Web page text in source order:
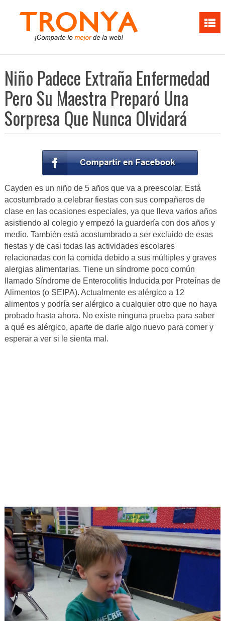
Niño Padece Extraña Enfermedad
Pero Su Maestra Preparó Una
Sorpresa Que Nunca Olvidará
Cayden es un niño de 5 años que va a preescolar. Está
acostumbrado a celebrar fiestas con sus compañeros de
clase en las ocasiones especiales, ya que lleva varios años
asistiendo al colegio y empezó la guardería con dos años y
medio. También está acostumbrado a ser excluido de esas
fiestas y de casi todas las actividades escolares
relacionadas con la comida debido a sus múltiples y graves
alergias alimentarias. Tiene un síndrome poco común
llamado Síndrome de Enterocolitis Inducida por Proteínas de
Alimentos (o SEIPA). Actualmente es alérgico a 12
alimentos y podría ser alérgico a cualquier otro que no haya
probado hasta ahora. No existe ninguna prueba para saber
a qué es alérgico, aparte de darle algo nuevo para comer y
esperar a ver si le sienta mal.